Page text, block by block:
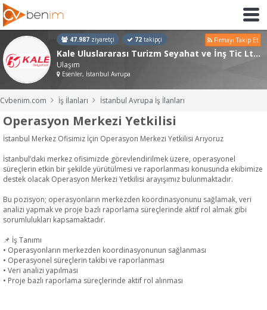
47.987 ziyaretçi 72 takipçi Firmayı Takip Et
Kale Uluslararası Turizm Seyahat ve İnş Tic Ltd Şti
Ulaşım
Esenler, İstanbul Avrupa
Cvbenim.com İş İlanları İstanbul Avrupa İş İlanları
Operasyon Merkezi Yetkilisi
İstanbul Merkez Ofisimiz İçin Operasyon Merkezi Yetkilisi Arıyoruz
İstanbul’daki merkez ofisimizde görevlendirilmek üzere, operasyonel
süreçlerin etkin bir şekilde yürütülmesi ve raporlanması konusunda ekibimize
destek olacak Operasyon Merkezi Yetkilisi arayışımız bulunmaktadır.
Bu pozisyon; operasyonların merkezden koordinasyonunu sağlamak, veri
analizi yapmak ve proje bazlı raporlama süreçlerinde aktif rol almak gibi
sorumlulukları kapsamaktadır.
📌 İş Tanımı
• Operasyonların merkezden koordinasyonunun sağlanması
• Operasyonel süreçlerin takibi ve raporlanması
• Veri analizi yapılması
• Proje bazlı raporlama süreçlerinde aktif rol alınması